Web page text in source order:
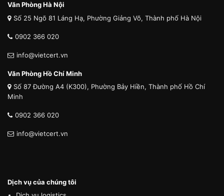
Văn Phòng Hà Nội
Số 25 Ngõ 81 Láng Hạ, Phường Giảng Võ, Thành phố Hà Nội
0902 366 020
info@vietcert.vn
Văn Phòng Hồ Chí Minh
Số 87 Đường A4 (K300), Phường Bảy Hiền, Thành phố Hồ Chí
Minh
0902 366 020
info@vietcert.vn
Dịch vụ của chúng tôi